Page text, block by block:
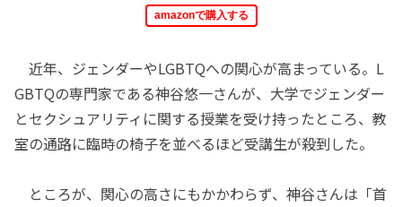
amazonで購入する
近年、ジェンダーやLGBTQへの関心が高まっている。L
GBTQの専門家である神谷悠一さんが、大学でジェンダー
とセクシュアリティに関する授業を受け持ったところ、教
室の通路に臨時の椅子を並べるほど受講生が殺到した。
ところが、関心の高さにもかかわらず、神谷さんは「首